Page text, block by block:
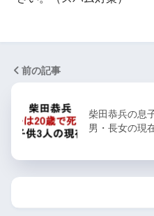
前の記事
柴田恭兵の息
男・長女の現